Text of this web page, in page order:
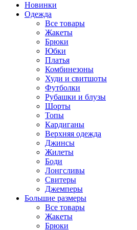
Новинки
Одежда
Все товары
Жакеты
Брюки
Юбки
Платья
Комбинезоны
Худи и свитшоты
Футболки
Рубашки и блузы
Шорты
Топы
Кардиганы
Верхняя одежда
Джинсы
Жилеты
Боди
Лонгсливы
Свитеры
Джемперы
Большие размеры
Все товары
Жакеты
Брюки